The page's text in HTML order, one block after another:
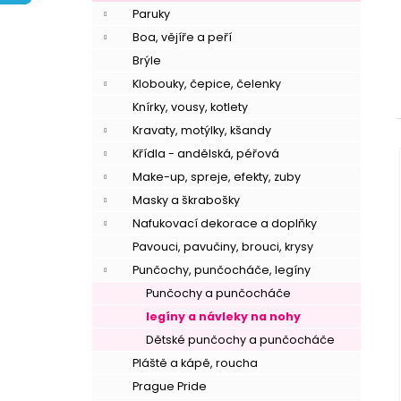
Paruky
Boa, vějíře a peří
Brýle
Klobouky, čepice, čelenky
Knírky, vousy, kotlety
Kravaty, motýlky, kšandy
Křídla - andělská, péřová
Make-up, spreje, efekty, zuby
Masky a škrabošky
Nafukovací dekorace a doplňky
Pavouci, pavučiny, brouci, krysy
Punčochy, punčocháče, legíny
Punčochy a punčocháče
legíny a návleky na nohy
Dětské punčochy a punčocháče
Pláště a kápě, roucha
Prague Pride